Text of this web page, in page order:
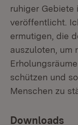
ruhiger Gebiete
veröffentlicht.
ermutigen, die
auszuloten, um
schützen und
Menschen zu
Downloads